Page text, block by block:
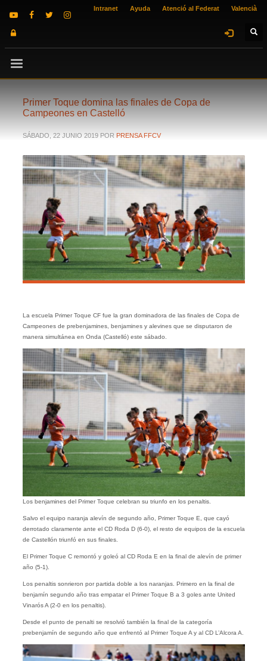
Intranet Ayuda Atenció al Federat Valencià
Primer Toque domina las finales de Copa de
Campeones en Castelló
SÁBADO, 22 JUNIO 2019 POR PRENSA FFCV
La escuela Primer Toque CF fue la gran dominadora de las finales de Copa de
Campeones de prebenjamines, benjamines y alevines que se disputaron de
manera simultánea en Onda (Castelló) este sábado.
Los benjamines del Primer Toque celebran su triunfo en los penaltis.
Salvo el equipo naranja alevín de segundo año, Primer Toque E, que cayó
derrotado claramente ante el CD Roda D (6-0), el resto de equipos de la escuela
de Castellón triunfó en sus finales.
El Primer Toque C remontó y goleó al CD Roda E en la final de alevín de primer
año (5-1).
Los penaltis sonrieron por partida doble a los naranjas. Primero en la final de
benjamín segundo año tras empatar el Primer Toque B a 3 goles ante United
Vinarós A (2-0 en los penaltis).
Desde el punto de penalti se resolvió también la final de la categoría
prebenjamín de segundo año que enfrentó al Primer Toque A y al CD L’Alcora A.